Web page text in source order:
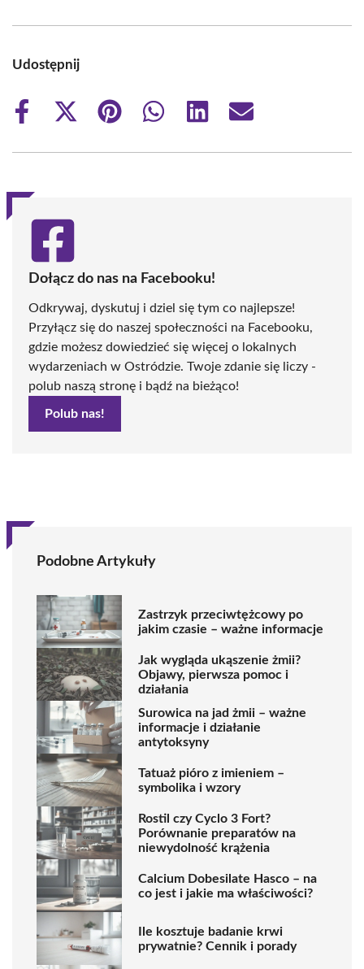
Udostępnij
Share
Share
(Twitter)
Share
Share
Share
Share
Dołącz do nas na Facebooku!
Odkrywaj, dyskutuj i dziel się tym co najlepsze!
Przyłącz się do naszej społeczności na Facebooku,
gdzie możesz dowiedzieć się więcej o lokalnych
wydarzeniach w Ostródzie. Twoje zdanie się liczy -
polub naszą stronę i bądź na bieżąco!
Polub nas!
Podobne Artykuły
Zastrzyk przeciwtężcowy po
jakim czasie – ważne informacje
Jak wygląda ukąszenie żmii?
Objawy, pierwsza pomoc i
działania
Surowica na jad żmii – ważne
informacje i działanie
antytoksyny
Tatuaż pióro z imieniem –
symbolika i wzory
Rostil czy Cyclo 3 Fort?
Porównanie preparatów na
niewydolność krążenia
Calcium Dobesilate Hasco – na
co jest i jakie ma właściwości?
Ile kosztuje badanie krwi
prywatnie? Cennik i porady